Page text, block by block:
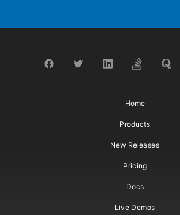
Home
Products
New Releases
Pricing
Docs
Live Demos